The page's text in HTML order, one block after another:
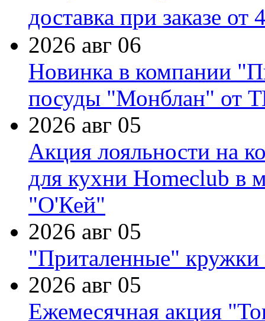
доставка при заказе от
2026 авг 06
Новинка в компании
посуды "Монблан" от
2026 авг 05
Акция лояльности на
для кухни Homeclub в
"О'Кей"
2026 авг 05
"Приталенные" кружки
2026 авг 05
Ежемесячная акция